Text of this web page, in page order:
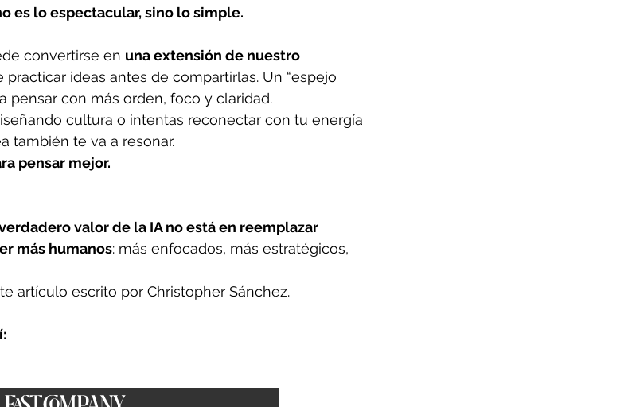
es lo espectacular, sino lo simple.
convertirse en una extensión de nuestro
practicar ideas antes de compartirlas. Un “espejo
pensar con más orden, foco y claridad.
cultura o intentas reconectar con tu energía
también te va a resonar.
pensar mejor.
valor de la IA no está en reemplazar
más humanos: más enfocados, más estratégicos,
artículo escrito por Christopher Sánchez.